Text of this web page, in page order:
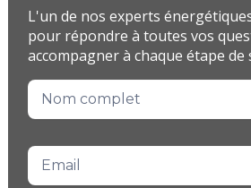
L'un de nos experts
pour répondre à toutes vos
accompagner à chaque étape de